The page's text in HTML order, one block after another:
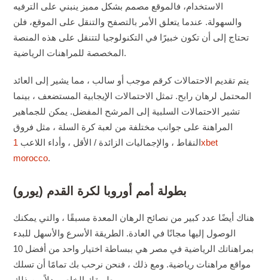
الاستخدام، فالموقع مصمم بشكل مميز ينبني على الترفيه
والسهولة. عندما يتعلق الأمر بالتصفح والتنقل على الموقع، فلن
تحتاج إلى أن تكون خبيرًا في التكنولوجيا لتتنقل على هذه المنصة
المخصصة للمراهنات الرياضية.
يتم تقديم الاحتمالات كرقم موجب أو سالب ، مما يشير إلى العائد
المحتمل لرهان رابح. تمثل الاحتمالات الإيجابية المستضعف ، بينما
تشير الاحتمالات السلبية إلى المرشح المفضل. يمكن للجماهير
المراهنة على جوانب مختلفة من لعبة كرة السلة ، مثل فروق
النقاط ، والإجماليات الزائدة / الأقل ، وأداء اللاعب 1xbet
morocco.
بطولة أمم أوروبا لكرة القدم (يورو)
هناك أيضًا عدد كبير من نصائح الرهان المعدة مسبقًا ، والتي يمكنك
الوصول إليها مجانًا في العادة. الطريقة الأسرع والأسهل للبدء
بمراهناتك الرياضية في مصر هي ببساطة اختيار واحد من أفضل 10
مواقع مراهنات رياضية. ومع ذلك ، فنحن نرحب بك تمامًا أن تسلك